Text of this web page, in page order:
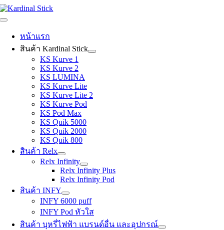
Skip
to
Toggle
Navigation
หน้าแรก
สินค้า Kardinal Stick
KS Kurve 1
KS Kurve 2
KS LUMINA
KS Kurve Lite
KS Kurve Lite 2
KS Kurve Pod
KS Pod Max
KS Quik 5000
KS Quik 2000
KS Quik 800
สินค้า Relx
Relx Infinity
Relx Infinity Plus
Relx Infinity Pod
สินค้า INFY
INFY 6000 puff
INFY Pod หัวใส
สินค้า บุหรี่ไฟฟ้า แบรนด์อื่น และอุปกรณ์